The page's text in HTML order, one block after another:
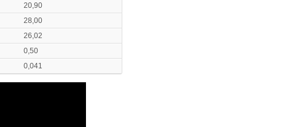
20,90
28,00
26,02
0,50
0,041